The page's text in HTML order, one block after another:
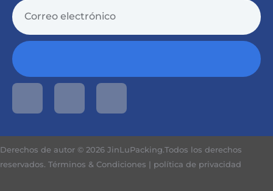
Derechos de autor © 2026 JinLuPacking.Todos los derechos
reservados. Términos & Condiciones | política de privacidad